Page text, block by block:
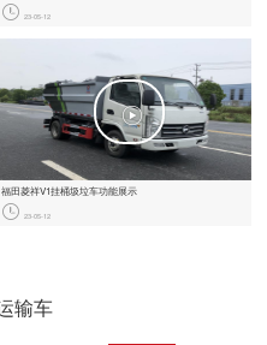
23-05-12
福田菱祥‬V1挂桶圾垃‬车功能展示
23-05-12
输车